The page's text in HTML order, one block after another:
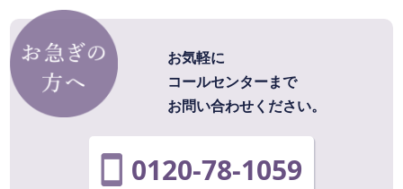
お気軽に
コールセンターまで
お問い合わせください。
0120-78-1059